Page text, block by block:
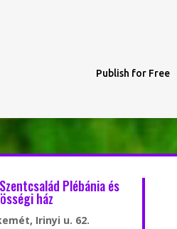
Publish for Free
Plébánia és
ház
Irinyi u. 62.